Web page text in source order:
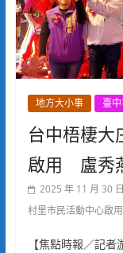
地方大小事 臺
台中梧棲大
啟用 盧秀
2025 年 11 月 30 日
村里市民活動中心啟
【焦點時報／記